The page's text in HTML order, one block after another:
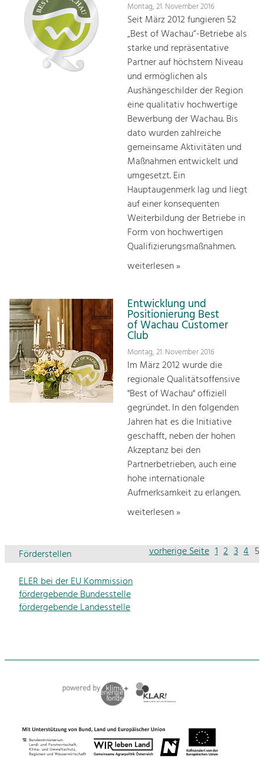
Montag, 21. November 2016
Seit März 2012 fungieren 52
„Best of Wachau“-Betriebe als
starke und repräsentative
Partner auf höchstem Niveau
und ermöglichen als
Aushängeschilder der Region
eine qualitativ hochwertige
Bewerbung der Wachau. Bis
dato wurden zahlreiche
gemeinsame Aktivitäten und
Maßnahmen entwickelt und
umgesetzt. Ein
Hauptaugenmerk lag und liegt
auf einer konsequenten
Weiterbildung der Betriebe in
Form von hochwertigen
Qualifizierungsmaßnahmen.
weiterlesen »
Entwicklung und
Positionierung Best
of Wachau Customer
Club
Montag, 21. November 2016
Im März 2012 wurde die
regionale Qualitätsoffensive
"Best of Wachau" offiziell
gegründet. In den folgenden
Jahren hat es die Initiative
geschafft, neben der hohen
Akzeptanz bei den
Partnerbetrieben, auch eine
hohe internationale
Aufmerksamkeit zu erlangen.
weiterlesen »
vorherige Seite 1 2 3 4 5
Förderstellen
ELER bei der EU Kommission
fördergebende Bundesstelle
fördergebende Landesstelle